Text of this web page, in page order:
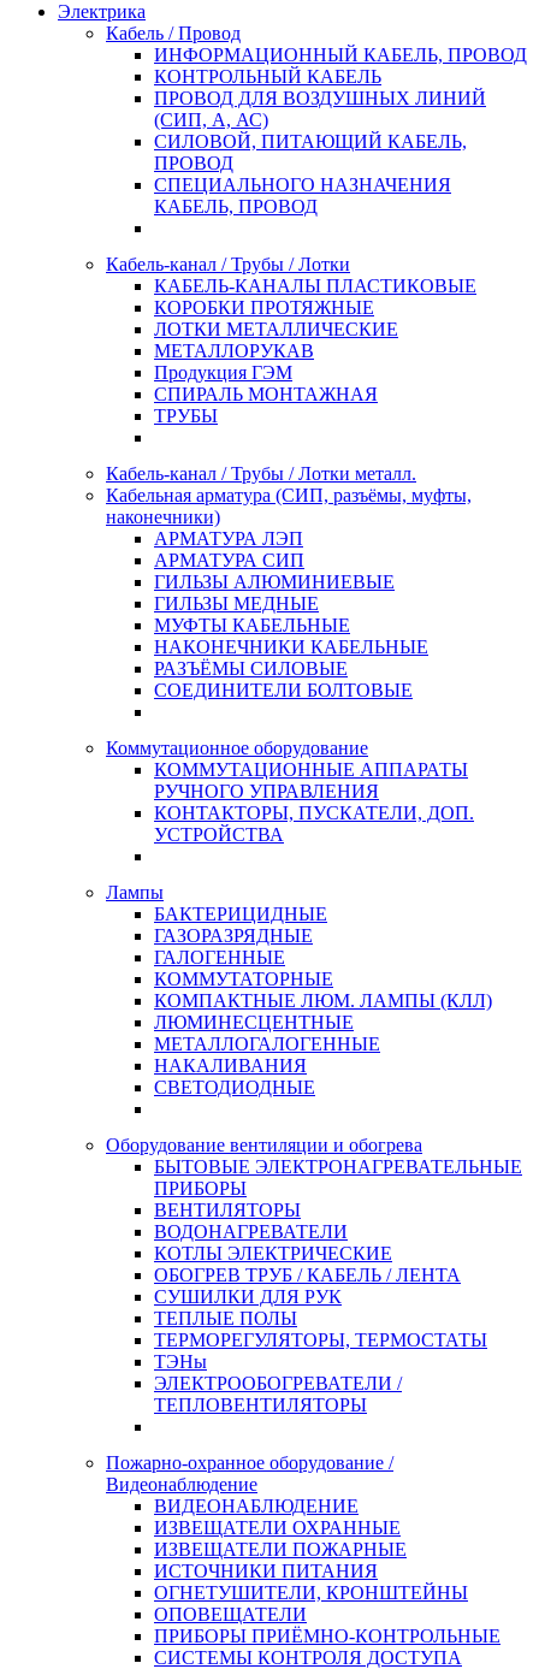
Электрика
Кабель / Провод
ИНФОРМАЦИОННЫЙ КАБЕЛЬ, ПРОВОД
КОНТРОЛЬНЫЙ КАБЕЛЬ
ПРОВОД ДЛЯ ВОЗДУШНЫХ ЛИНИЙ
(СИП, А, АС)
СИЛОВОЙ, ПИТАЮЩИЙ КАБЕЛЬ,
ПРОВОД
СПЕЦИАЛЬНОГО НАЗНАЧЕНИЯ
КАБЕЛЬ, ПРОВОД
Кабель-канал / Трубы / Лотки
КАБЕЛЬ-КАНАЛЫ ПЛАСТИКОВЫЕ
КОРОБКИ ПРОТЯЖНЫЕ
ЛОТКИ МЕТАЛЛИЧЕСКИЕ
МЕТАЛЛОРУКАВ
Продукция ГЭМ
СПИРАЛЬ МОНТАЖНАЯ
ТРУБЫ
Кабель-канал / Трубы / Лотки металл.
Кабельная арматура (СИП, разъёмы, муфты,
наконечники)
АРМАТУРА ЛЭП
АРМАТУРА СИП
ГИЛЬЗЫ АЛЮМИНИЕВЫЕ
ГИЛЬЗЫ МЕДНЫЕ
МУФТЫ КАБЕЛЬНЫЕ
НАКОНЕЧНИКИ КАБЕЛЬНЫЕ
РАЗЪЁМЫ СИЛОВЫЕ
СОЕДИНИТЕЛИ БОЛТОВЫЕ
Коммутационное оборудование
КОММУТАЦИОННЫЕ АППАРАТЫ
РУЧНОГО УПРАВЛЕНИЯ
КОНТАКТОРЫ, ПУСКАТЕЛИ, ДОП.
УСТРОЙСТВА
Лампы
БАКТЕРИЦИДНЫЕ
ГАЗОРАЗРЯДНЫЕ
ГАЛОГЕННЫЕ
КОММУТАТОРНЫЕ
КОМПАКТНЫЕ ЛЮМ. ЛАМПЫ (КЛЛ)
ЛЮМИНЕСЦЕНТНЫЕ
МЕТАЛЛОГАЛОГЕННЫЕ
НАКАЛИВАНИЯ
СВЕТОДИОДНЫЕ
Оборудование вентиляции и обогрева
БЫТОВЫЕ ЭЛЕКТРОНАГРЕВАТЕЛЬНЫЕ
ПРИБОРЫ
ВЕНТИЛЯТОРЫ
ВОДОНАГРЕВАТЕЛИ
КОТЛЫ ЭЛЕКТРИЧЕСКИЕ
ОБОГРЕВ ТРУБ / КАБЕЛЬ / ЛЕНТА
СУШИЛКИ ДЛЯ РУК
ТЕПЛЫЕ ПОЛЫ
ТЕРМОРЕГУЛЯТОРЫ, ТЕРМОСТАТЫ
ТЭНы
ЭЛЕКТРООБОГРЕВАТЕЛИ /
ТЕПЛОВЕНТИЛЯТОРЫ
Пожарно-охранное оборудование /
Видеонаблюдение
ВИДЕОНАБЛЮДЕНИЕ
ИЗВЕЩАТЕЛИ ОХРАННЫЕ
ИЗВЕЩАТЕЛИ ПОЖАРНЫЕ
ИСТОЧНИКИ ПИТАНИЯ
ОГНЕТУШИТЕЛИ, КРОНШТЕЙНЫ
ОПОВЕЩАТЕЛИ
ПРИБОРЫ ПРИЁМНО-КОНТРОЛЬНЫЕ
СИСТЕМЫ КОНТРОЛЯ ДОСТУПА